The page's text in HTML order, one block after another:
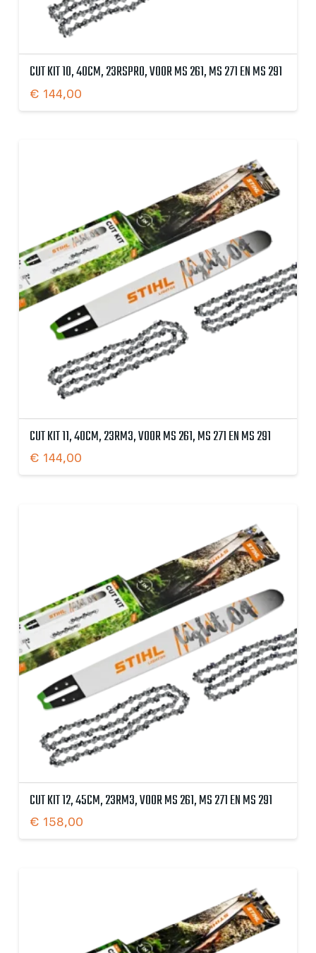
CUT KIT 10, 40CM, 23RSPRO, VOOR MS 261, MS 271 EN MS 291
€ 144,00
CUT KIT 11, 40CM, 23RM3, VOOR MS 261, MS 271 EN MS 291
€ 144,00
CUT KIT 12, 45CM, 23RM3, VOOR MS 261, MS 271 EN MS 291
€ 158,00